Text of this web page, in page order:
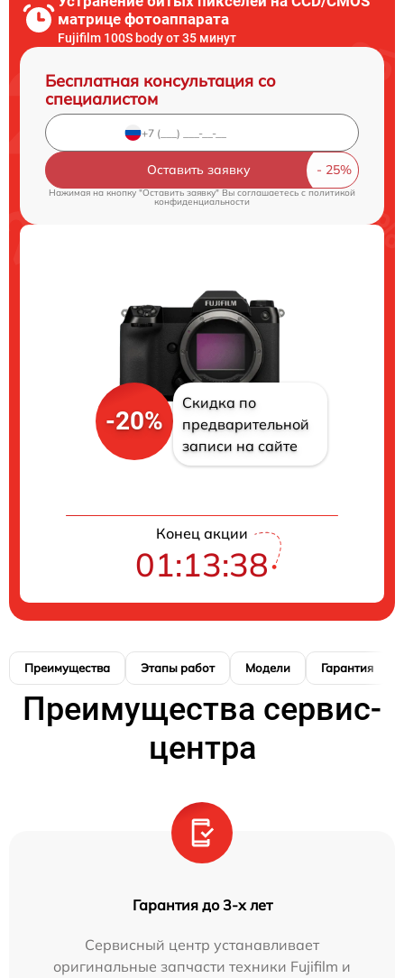
матрице фотоаппарата
Fujifilm 100S body от 35 минут
Бесплатная консультация со
специалистом
Оставить заявку
Нажимая на кнопку "Оставить заявку" Вы соглашаетесь c политикой
конфиденциальности
-20%
Скидка по
предварительной
записи на сайте
Конец акции
01:13:37
Преимущества Этапы работ Модели Гарантия
Преимущества сервис-
центра
Гарантия до 3-х лет
Сервисный центр устанавливает
оригинальные запчасти техники Fujifilm и